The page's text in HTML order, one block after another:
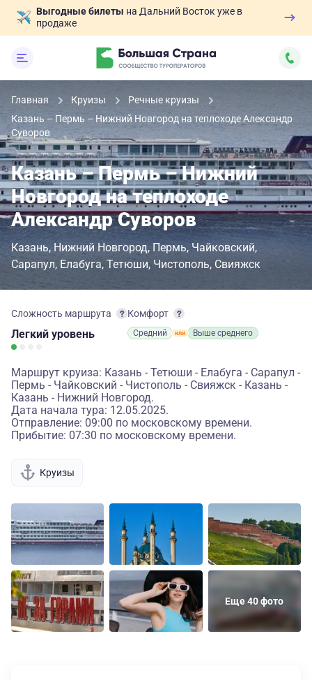
Выгодные билеты на Дальний Восток уже в
продаже
Главная Круизы
Речные круизы
Казань – Пермь – Нижний Новгород на теплоходе Александр
Суворов
Казань – Пермь – Нижний
Новгород на теплоходе
Александр Суворов
Казань Нижний Новгород Пермь Чайковский
Сарапул Елабуга Тетюши Чистополь Свияжск
Сложность маршрута
Легкий уровень
Комфорт
Средний Выше среднего
Маршрут круиза: Казань - Тетюши - Елабуга - Сарапул -
Пермь - Чайковский - Чистополь - Свияжск - Казань -
Казань - Нижний Новгород.
Дата начала тура: 12.05.2025.
Отправление: 09:00 по московскому времени.
Прибытие: 07:30 по московскому времени.
Круизы
Еще 40 фото